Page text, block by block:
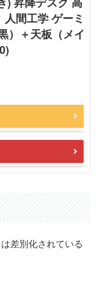
間工学 ゲーミ
）＋天板（メイ
差別化されている